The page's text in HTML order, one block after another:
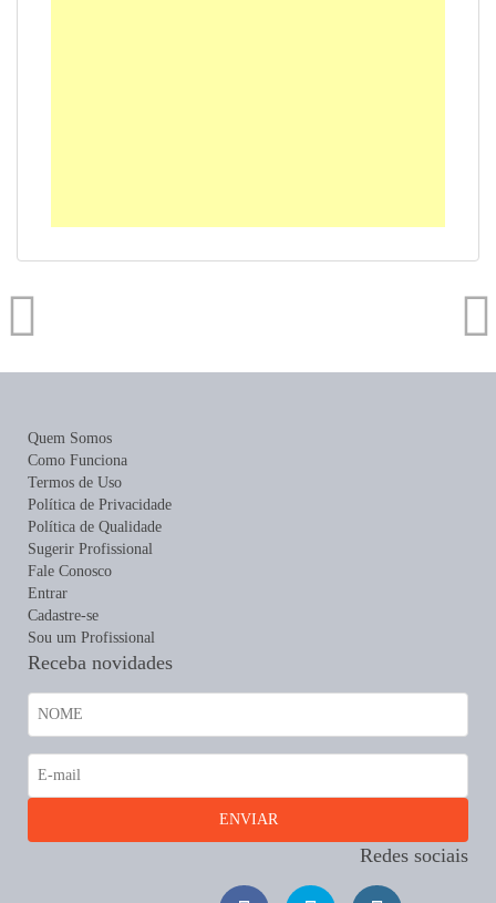
Quem Somos
Como Funciona
Termos de Uso
Política de Privacidade
Política de Qualidade
Sugerir Profissional
Fale Conosco
Entrar
Cadastre-se
Sou um Profissional
Receba novidades
Redes sociais